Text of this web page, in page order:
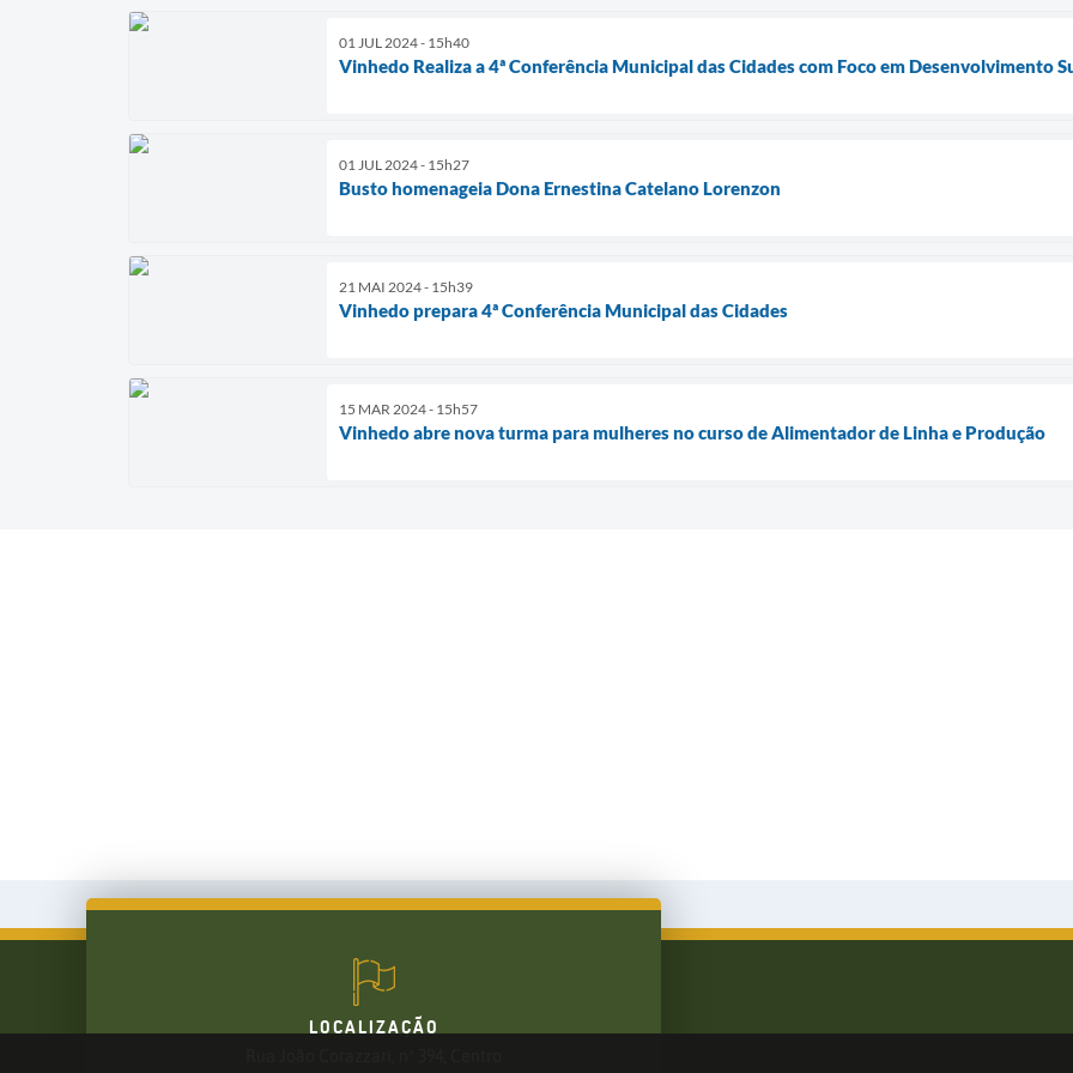
01 JUL 2024 - 15h40
Vinhedo Realiza a 4ª Conferência Municipal das Cidades com Foco em Desenvolvimento
01 JUL 2024 - 15h27
Busto homenageia Dona Ernestina Catelano Lorenzon
21 MAI 2024 - 15h39
Vinhedo prepara 4ª Conferência Municipal das Cidades
15 MAR 2024 - 15h57
Vinhedo abre nova turma para mulheres no curso de Alimentador de Linha e Produção
LOCALIZAÇÃO